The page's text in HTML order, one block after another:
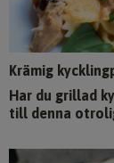
Krämig
Har du grillad
till denna